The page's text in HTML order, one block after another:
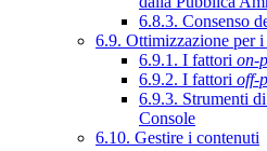
6.8.3. Consenso
6.9. Ottimizzazione per
6.9.1. I fattori on-
6.9.2. I fattori off-
6.9.3. Strumenti
Console
6.10. Gestire i contenuti